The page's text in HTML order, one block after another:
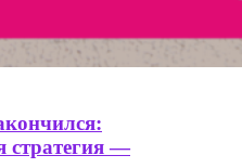
стратегия —